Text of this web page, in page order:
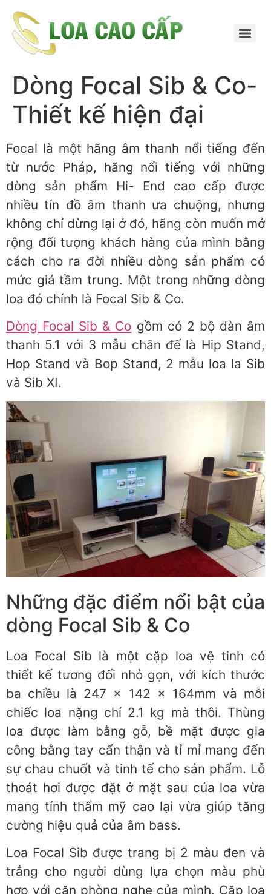
Dòng Focal Sib & Co-
Thiết kế hiện đại
Focal là một hãng âm thanh nổi tiếng đến
từ nước Pháp, hãng nổi tiếng với những
dòng sản phẩm Hi- End cao cấp được
nhiều tín đồ âm thanh ưa chuộng, nhưng
không chỉ dừng lại ở đó, hãng còn muốn mở
rộng đối tượng khách hàng của mình bằng
cách cho ra đời nhiều dòng sản phẩm có
mức giá tầm trung. Một trong những dòng
loa đó chính là Focal Sib & Co.
Dòng Focal Sib & Co gồm có 2 bộ dàn âm
thanh 5.1 với 3 mẫu chân đế là Hip Stand,
Hop Stand và Bop Stand, 2 mẫu loa la Sib
và Sib XI.
Những đặc điểm nổi bật của
dòng Focal Sib & Co
Loa Focal Sib là một cặp loa vệ tinh có
thiết kế tương đối nhỏ gọn, với kích thước
ba chiều là 247 x 142 x 164mm và mỗi
chiếc loa nặng chỉ 2.1 kg mà thôi. Thùng
loa được làm bằng gỗ, bề mặt được gia
công bằng tay cẩn thận và tỉ mỉ mang đến
sự chau chuốt và tinh tế cho sản phẩm. Lỗ
thoát hơi được đặt ở mặt sau của loa vừa
mang tính thẩm mỹ cao lại vừa giúp tăng
cường hiệu quả của âm bass.
Loa Focal Sib được trang bị 2 màu đen và
trắng cho người dùng lựa chọn màu phù
hợp với căn phòng nghe của mình. Cặp loa